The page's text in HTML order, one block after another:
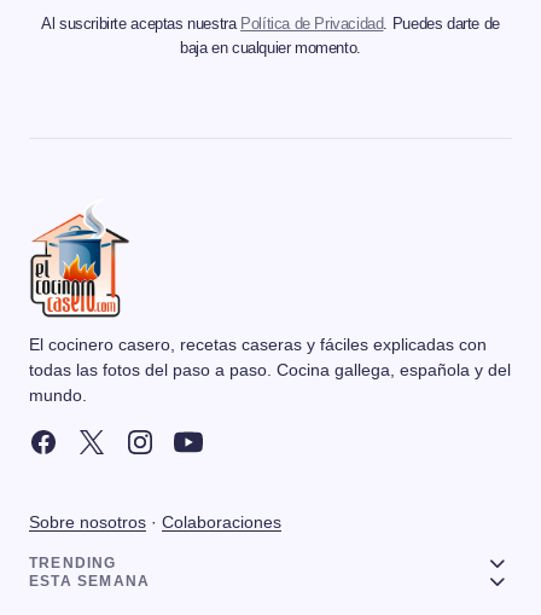
Al suscribirte aceptas nuestra Política de Privacidad. Puedes darte de
baja en cualquier momento.
El cocinero casero, recetas caseras y fáciles explicadas con
todas las fotos del paso a paso. Cocina gallega, española y del
mundo.
Sobre nosotros · Colaboraciones
TRENDING
ESTA SEMANA